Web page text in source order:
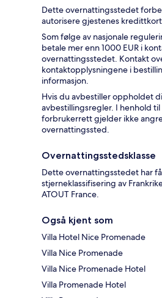
Dette overnattingsstedet
autorisere gjestenes
Som følge av nasjonale
betale mer enn 1000 EUR i
overnattingsstedet. Kontakt
kontaktopplysningene i
informasjon.
Hvis du avbestiller oppholdet
avbestillingsregler. I henhold
forbrukerrett gjelder ikke
overnattingssted.
Overnattingsstedsklasse
Dette overnattingsstedet har
stjerneklassifisering av
ATOUT France.
Også kjent som
Villa Hotel Nice Promenade
Villa Nice Promenade
Villa Nice Promenade Hotel
Villa Promenade Hotel